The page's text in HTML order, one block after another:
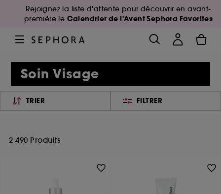
Rejoignez la liste d'attente pour découvrir en avant-
première le Calendrier de l'Avent Sephora Favorites
Soin Visage
TRIER FILTRER
2 490 Produits